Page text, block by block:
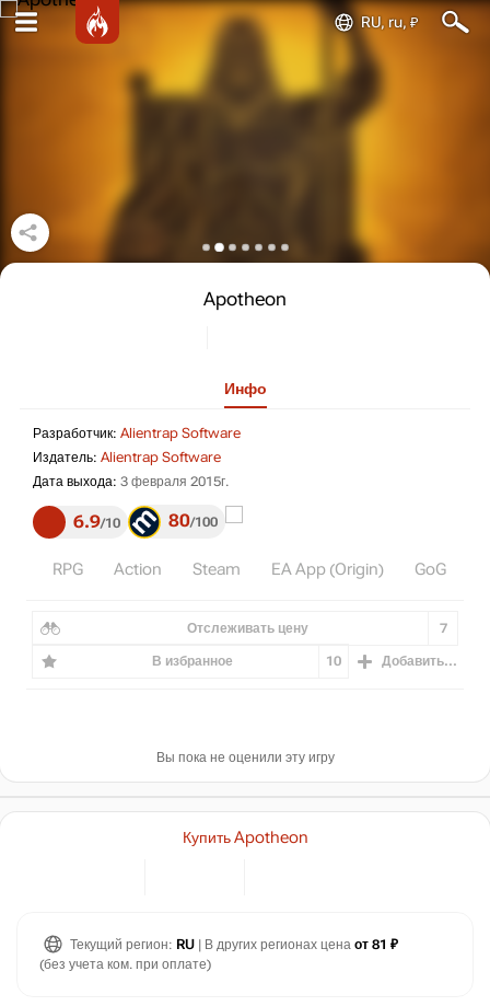
RU, ru, ₽
Apotheon
Инфо
Разработчик: Alientrap Software
Издатель: Alientrap Software
Дата выхода: 3 февраля 2015г.
6.9 10 80 100
RPG Action Steam EA App (Origin) GoG
Отслеживать цену 7
В избранное 10 Добавить...
Вы пока не оценили эту игру
Купить Apotheon
Текущий регион: RU | В других регионах цена от 81 ₽
(без учета ком. при оплате)